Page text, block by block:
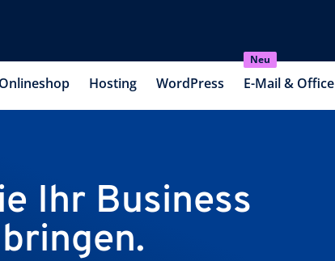
Onlineshop Hosting WordPress
Neu
E-Mail & Office
Ihr Business